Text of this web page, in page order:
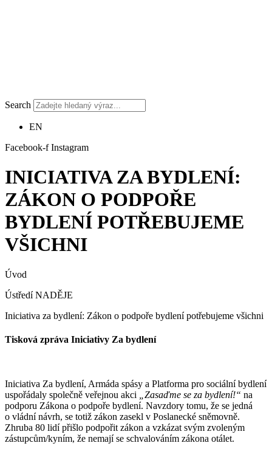
Search
EN
Facebook-f Instagram
INICIATIVA ZA BYDLENÍ:
ZÁKON O PODPOŘE
BYDLENÍ POTŘEBUJEME
VŠICHNI
Úvod
Ústředí NADĚJE
Iniciativa za bydlení: Zákon o podpoře bydlení potřebujeme všichni
Tisková zpráva Iniciativy Za bydlení
Iniciativa Za bydlení, Armáda spásy a Platforma pro sociální bydlení
uspořádaly společně veřejnou akci „Zasaďme se za bydlení!“ na
podporu Zákona o podpoře bydlení. Navzdory tomu, že se jedná
o vládní návrh, se totiž zákon zasekl v Poslanecké sněmovně.
Zhruba 80 lidí přišlo podpořit zákon a vzkázat svým zvoleným
zástupcům/kyním, že nemají se schvalováním zákona otálet.